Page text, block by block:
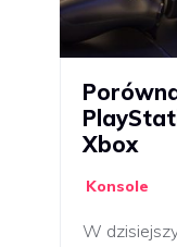
Xbox
Konsole
W